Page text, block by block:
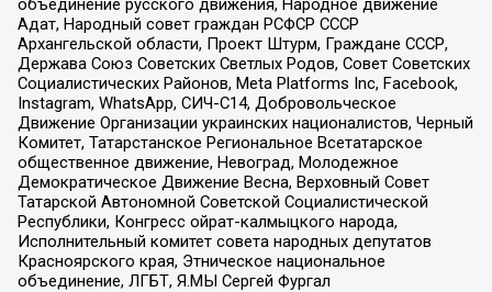
Адат, Народный совет граждан РСФСР СССР
Архангельской области, Проект Штурм, Граждане СССР,
Держава Союз Советских Светлых Родов, Совет Советских
Социалистических Районов, Meta Platforms Inc, Facebook,
Instagram, WhatsApp, СИЧ-С14, Добровольческое
Движение Организации украинских националистов, Черный
Комитет, Татарстанское Региональное Всетатарское
общественное движение, Невоград, Молодежное
Демократическое Движение Весна, Верховный Совет
Татарской Автономной Советской Социалистической
Республики, Конгресс ойрат-калмыцкого народа,
Исполнительный комитет совета народных депутатов
Красноярского края, Этническое национальное
объединение, ЛГБТ, Я.МЫ Сергей Фургал